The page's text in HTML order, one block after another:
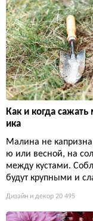
Как и когда
ика
Малина не
ю или весной, на
между кустами.
будут крупными и
Дизайн и декор 20 495